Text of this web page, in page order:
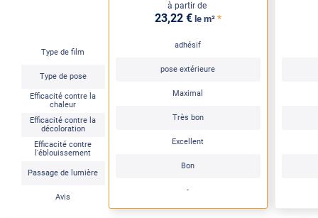
Type de film
Type de pose
Efficacité contre la
chaleur
Efficacité contre la
décoloration
Efficacité contre
l'éblouissement
Passage de lumière
Avis
à partir de
23,22 € le m² *
adhésif
pose extérieure
Maximal
Très bon
Excellent
Bon
-